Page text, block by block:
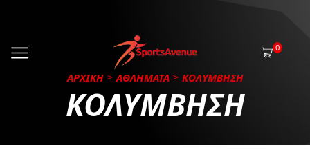
0
ΑΡΧΙΚΗ ΑΘΛΗΜΑΤΑ ΚΟΛΥΜΒΗΣΗ
ΚΟΛΥΜΒΗΣΗ